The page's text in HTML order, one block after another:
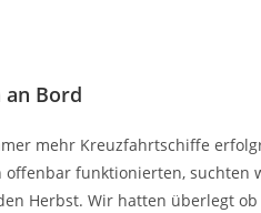
an Bord
mehr Kreuzfahrtschiffe
offenbar funktionierten,
Herbst. Wir hatten überlegt